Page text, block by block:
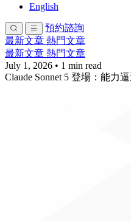
English
預約諮詢
最新文章 熱門文章
最新文章 熱門文章
July 1, 2026 • 1 min read
Claude Sonnet 5 登場：能力